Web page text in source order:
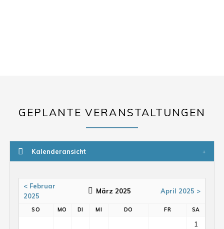
GEPLANTE VERANSTALTUNGEN
Kalenderansicht
< Februar
2025
März 2025 April 2025 >
SO MO DI MI DO FR SA
1